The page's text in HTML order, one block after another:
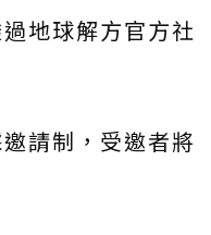
地球解方官方社
請制，受邀者將